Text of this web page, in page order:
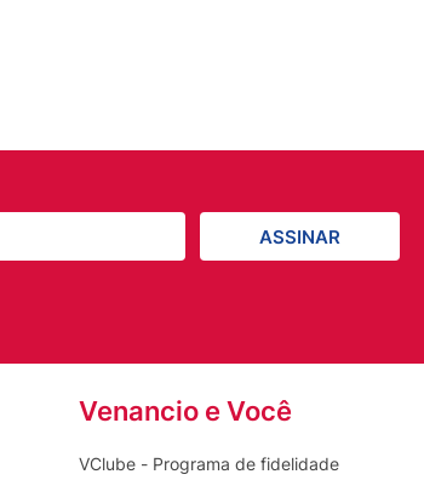
ASSINAR
Venancio e Você
VClube - Programa de fidelidade